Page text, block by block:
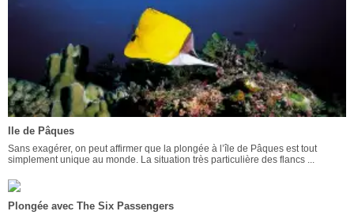
Ile de Pâques
Sans exagérer, on peut affirmer que la plongée à l’île de Pâques est tout
simplement unique au monde. La situation très particulière des flancs ...
Plongée avec The Six Passengers